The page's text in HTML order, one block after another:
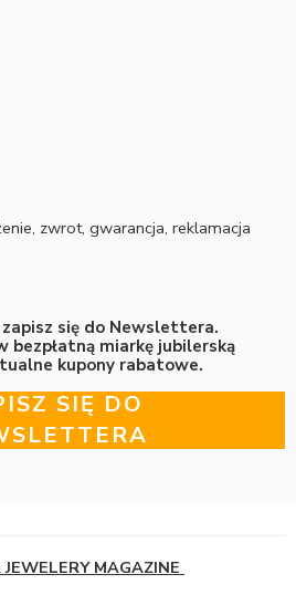
zwrot, gwarancja, reklamacja
się do Newslettera.
bezpłatną miarkę jubilerską
kupony rabatowe.
SIĘ DO
MAGAZINE